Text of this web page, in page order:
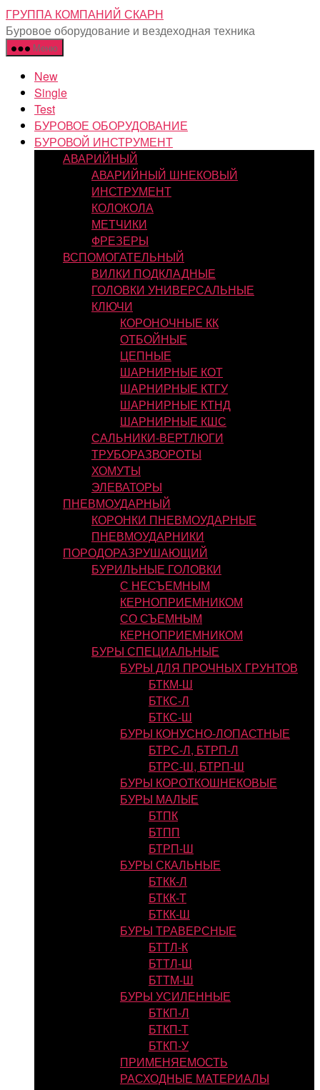
Перейти
к
содержимому
ГРУППА КОМПАНИЙ СКАРН
Буровое оборудование и вездеходная техника
Меню
New
Single
Test
БУРОВОЕ ОБОРУДОВАНИЕ
БУРОВОЙ ИНСТРУМЕНТ
АВАРИЙНЫЙ
АВАРИЙНЫЙ ШНЕКОВЫЙ
ИНСТРУМЕНТ
КОЛОКОЛА
МЕТЧИКИ
ФРЕЗЕРЫ
ВСПОМОГАТЕЛЬНЫЙ
ВИЛКИ ПОДКЛАДНЫЕ
ГОЛОВКИ УНИВЕРСАЛЬНЫЕ
КЛЮЧИ
КОРОНОЧНЫЕ КК
ОТБОЙНЫЕ
ЦЕПНЫЕ
ШАРНИРНЫЕ КОТ
ШАРНИРНЫЕ КТГУ
ШАРНИРНЫЕ КТНД
ШАРНИРНЫЕ КШС
САЛЬНИКИ-ВЕРТЛЮГИ
ТРУБОРАЗВОРОТЫ
ХОМУТЫ
ЭЛЕВАТОРЫ
ПНЕВМОУДАРНЫЙ
КОРОНКИ ПНЕВМОУДАРНЫЕ
ПНЕВМОУДАРНИКИ
ПОРОДОРАЗРУШАЮЩИЙ
БУРИЛЬНЫЕ ГОЛОВКИ
С НЕСЪЕМНЫМ
КЕРНОПРИЕМНИКОМ
СО СЪЕМНЫМ
КЕРНОПРИЕМНИКОМ
БУРЫ СПЕЦИАЛЬНЫЕ
БУРЫ ДЛЯ ПРОЧНЫХ ГРУНТОВ
БТКМ-Ш
БТКС-Л
БТКС-Ш
БУРЫ КОНУСНО-ЛОПАСТНЫЕ
БТРС-Л, БТРП-Л
БТРС-Ш, БТРП-Ш
БУРЫ КОРОТКОШНЕКОВЫЕ
БУРЫ МАЛЫЕ
БТПК
БТПП
БТРП-Ш
БУРЫ СКАЛЬНЫЕ
БТКК-Л
БТКК-Т
БТКК-Ш
БУРЫ ТРАВЕРСНЫЕ
БТТЛ-К
БТТЛ-Ш
БТТМ-Ш
БУРЫ УСИЛЕННЫЕ
БТКП-Л
БТКП-Т
БТКП-У
ПРИМЕНЯЕМОСТЬ
РАСХОДНЫЕ МАТЕРИАЛЫ